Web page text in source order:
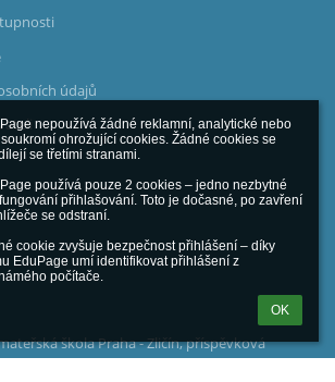
nepoužívá žádné reklamní, analytické nebo
ohrožující cookies. Žádné cookies se
se třetími stranami.
používá pouze 2 cookies – jedno nezbytné
přihlašování. Toto je dočasné, po zavření
se odstraní.
cookie zvyšuje bezpečnost přihlášení – díky
EduPage umí identifikovat přihlášení z
počítače.
OK
údajů
škola Praha - Zličín, příspěvková